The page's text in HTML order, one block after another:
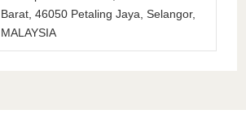
Barat, 46050 Petaling Jaya, Selangor,
MALAYSIA